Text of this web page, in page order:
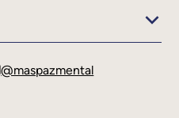
@maspazmental